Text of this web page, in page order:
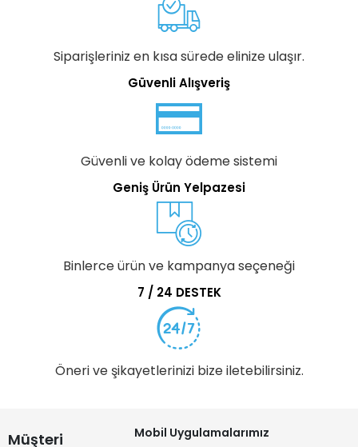
Siparişleriniz en kısa sürede elinize ulaşır.
Güvenli Alışveriş
Güvenli ve kolay ödeme sistemi
Geniş Ürün Yelpazesi
Binlerce ürün ve kampanya seçeneği
7 / 24 DESTEK
Öneri ve şikayetlerinizi bize iletebilirsiniz.
Müşteri
Mobil Uygulamalarımız